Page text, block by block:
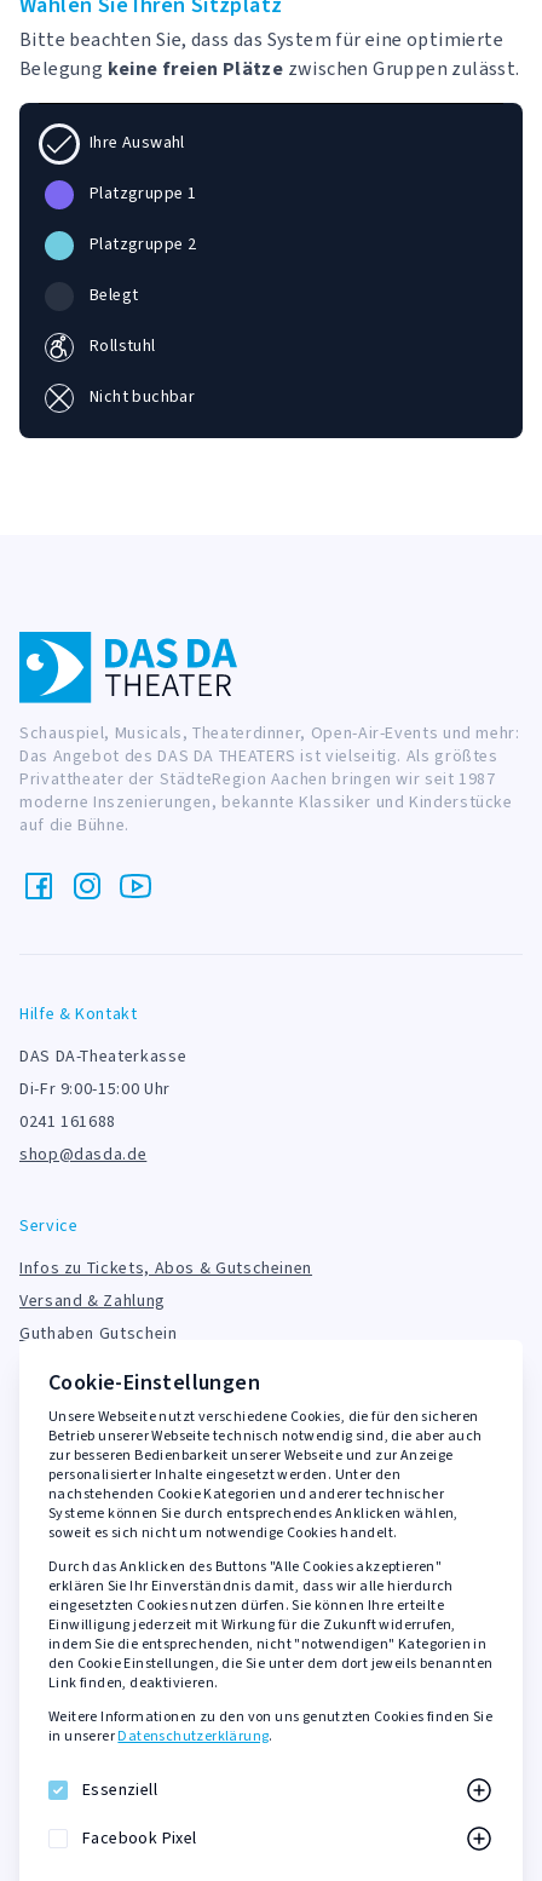
Bitte beachten Sie, dass das System für eine optimierte
Belegung keine freien Plätze zwischen Gruppen zulässt.
Ihre Auswahl
Platzgruppe 1
Platzgruppe 2
Belegt
Rollstuhl
Nicht buchbar
Schauspiel, Musicals, Theaterdinner, Open-Air-Events und mehr:
Das Angebot des DAS DA THEATERS ist vielseitig. Als größtes
Privattheater der StädteRegion Aachen bringen wir seit 1987
moderne Inszenierungen, bekannte Klassiker und Kinderstücke
auf die Bühne.
Hilfe & Kontakt
DAS DA-Theaterkasse
Di-Fr 9:00-15:00 Uhr
0241 161688
shop@dasda.de
Service
Infos zu Tickets, Abos & Gutscheinen
Versand & Zahlung
Guthaben Gutschein
Rechtliches
AGB
Widerrufsbelehrung
Barrierefreiheit
Impressum
Sicher zahlen mit
PayPal
SOFORT Überweisung
KLARNA Rechnungskauf
Cookie-Einstellungen
Unsere Webseite nutzt verschiedene Cookies, die für den sicheren
Betrieb unserer Webseite technisch notwendig sind, die aber auch
zur besseren Bedienbarkeit unserer Webseite und zur Anzeige
personalisierter Inhalte eingesetzt werden. Unter den
nachstehenden Cookie Kategorien und anderer technischer
Systeme können Sie durch entsprechendes Anklicken wählen,
soweit es sich nicht um notwendige Cookies handelt.
Durch das Anklicken des Buttons "Alle Cookies akzeptieren"
erklären Sie Ihr Einverständnis damit, dass wir alle hierdurch
eingesetzten Cookies nutzen dürfen. Sie können Ihre erteilte
Einwilligung jederzeit mit Wirkung für die Zukunft widerrufen,
indem Sie die entsprechenden, nicht "notwendigen" Kategorien in
den Cookie Einstellungen, die Sie unter dem dort jeweils benannten
Link finden, deaktivieren.
Weitere Informationen zu den von uns genutzten Cookies finden Sie
in unsererDatenschutzerklärung.
Essenziell
Facebook Pixel